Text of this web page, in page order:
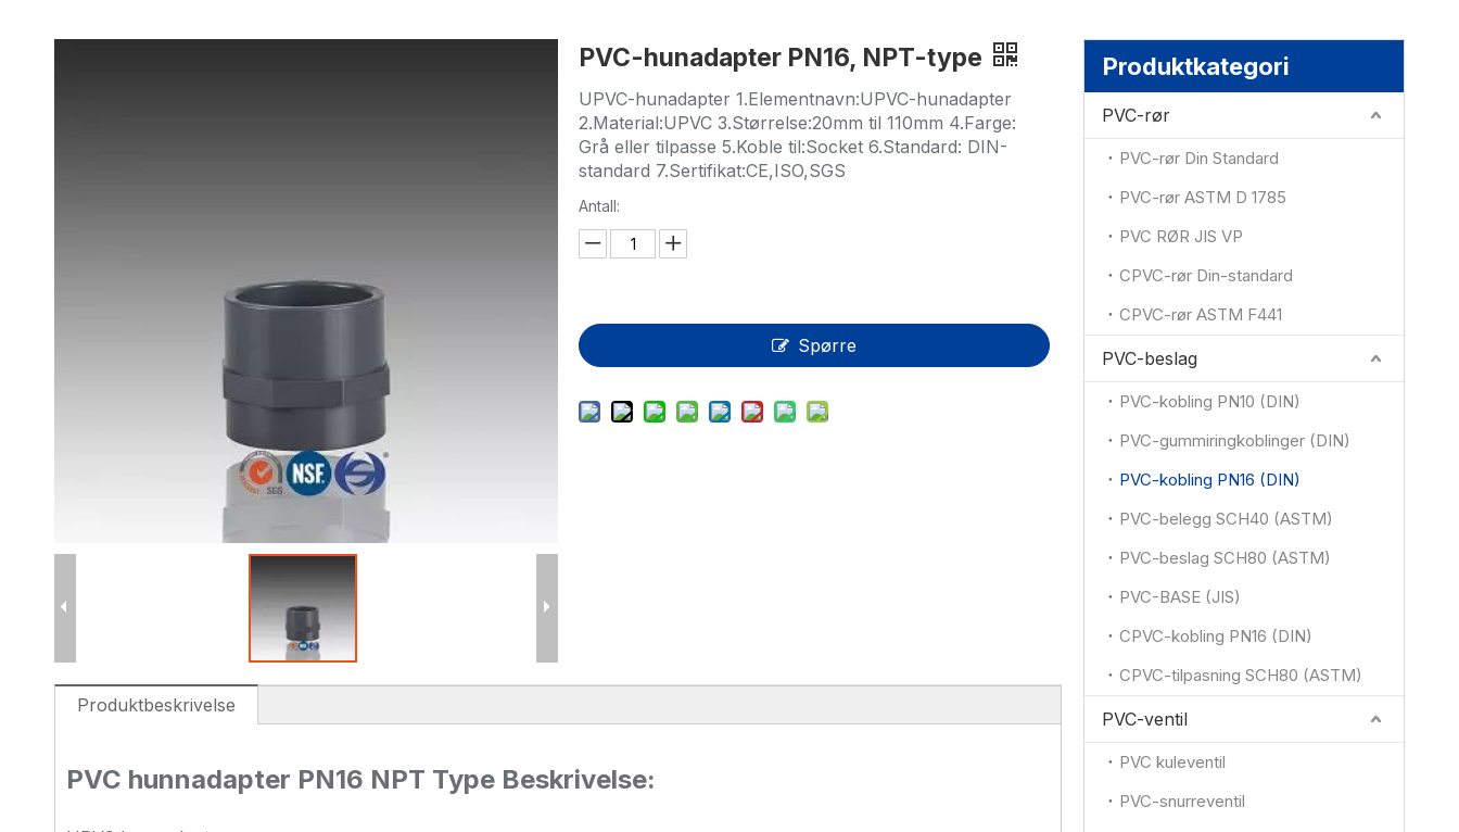
Måle- og kontrollinstrumenter
PE-rør
PE-beslag
PE-ventil
Injeksjonsform av plast
PVC-hunadapter PN16, NPT-type
UPVC-hunadapter 1.Elementnavn:UPVC-hunadapter
2.Material:UPVC 3.Størrelse:20mm til 110mm 4.Farge:
Grå eller tilpasse 5.Koble til:Socket 6.Standard: DIN-
standard 7.Sertifikat:CE,ISO,SGS
Antall:
Spørre
Produktbeskrivelse
PVC hunnadapter PN16 NPT Type Beskrivelse:
Produktkategori
PVC-rør
PVC-rør Din Standard
PVC-rør ASTM D 1785
PVC RØR JIS VP
CPVC-rør Din-standard
CPVC-rør ASTM F441
PVC-beslag
PVC-kobling PN10 (DIN)
PVC-gummiringkoblinger (DIN)
PVC-kobling PN16 (DIN)
PVC-belegg SCH40 (ASTM)
PVC-beslag SCH80 (ASTM)
PVC-BASE (JIS)
CPVC-kobling PN16 (DIN)
CPVC-tilpasning SCH80 (ASTM)
PVC-ventil
PVC kuleventil
PVC-snurreventil